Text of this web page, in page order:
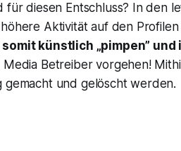
für diesen Entschluss? In den
Aktivität auf den
künstlich „pimpen” und
Betreiber vorgehen!
gemacht und gelöscht werden.